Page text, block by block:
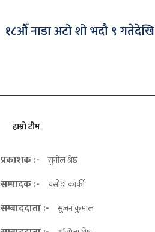
१८औँ नाडा अटो शो भदौ ९ गतेदेखि
हाम्रो टीम
प्रकाशक :- सुनील श्रेष्ठ
सम्पादक :- यसोदा कार्की
सम्बाददाता :- सुजन कुमाल